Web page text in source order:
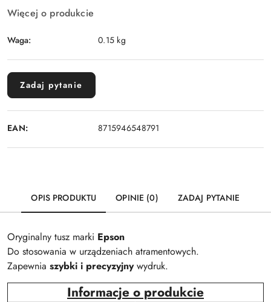
Więcej o produkcie
Waga: 0.15 kg
Zadaj pytanie
EAN: 8715946548791
OPIS PRODUKTU OPINIE (0) ZADAJ PYTANIE
Oryginalny tusz marki Epson
Do stosowania w urządzeniach atramentowych.
Zapewnia szybki i precyzyjnywydruk.
Informacje o produkcie